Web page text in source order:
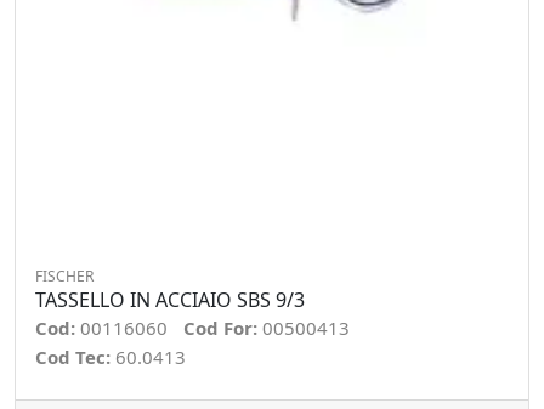
FISCHER
TASSELLO IN ACCIAIO SBS 9/3
Cod: 00116060 Cod For: 00500413
Cod Tec: 60.0413